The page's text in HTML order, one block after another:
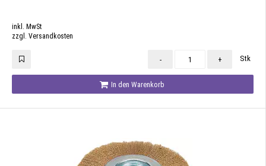
inkl. MwSt
zzgl. Versandkosten
- + Stk
In den Warenkorb